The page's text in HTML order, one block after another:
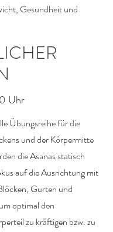
Gesundheit und
Uhr
Übungsreihe für die
und der Körpermitte
die Asanas statisch
auf die Ausrichtung mit
Gurten und
optimal den
zu kräftigen bzw. zu